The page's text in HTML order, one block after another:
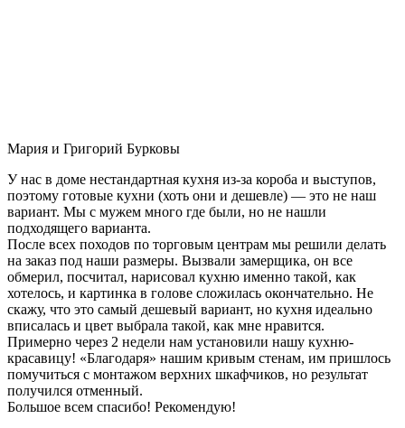
Мария и Григорий Бурковы
У нас в доме нестандартная кухня из-за короба и выступов,
поэтому готовые кухни (хоть они и дешевле) — это не наш
вариант. Мы с мужем много где были, но не нашли
подходящего варианта.
После всех походов по торговым центрам мы решили делать
на заказ под наши размеры. Вызвали замерщика, он все
обмерил, посчитал, нарисовал кухню именно такой, как
хотелось, и картинка в голове сложилась окончательно. Не
скажу, что это самый дешевый вариант, но кухня идеально
вписалась и цвет выбрала такой, как мне нравится.
Примерно через 2 недели нам установили нашу кухню-
красавицу! «Благодаря» нашим кривым стенам, им пришлось
помучиться с монтажом верхних шкафчиков, но результат
получился отменный.
Большое всем спасибо! Рекомендую!